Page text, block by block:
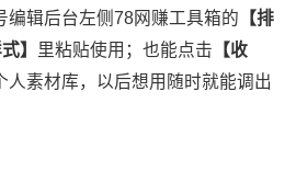
编辑后台左侧78网赚工具箱的 【排
】
里粘贴使用；也能点击 【收
人素材库，以后想用随时就能调出